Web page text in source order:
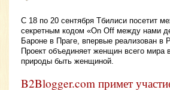
С 18 по 20 сентября Тбилиси посетит
секретным кодом «On Off между нами
Бароне в Праге, впервые реализован в
Проект объединяет женщин всего мира
природы быть женщиной.
B2Blogger.com примет